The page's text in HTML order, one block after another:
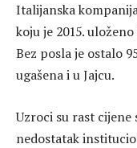
Italijanska
koju je 2015.
Bez posla je ostalo
ugašena i u Jajcu.
Uzroci su rast
nedostatak